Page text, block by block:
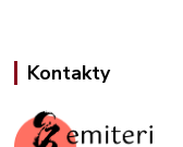
Kontakty